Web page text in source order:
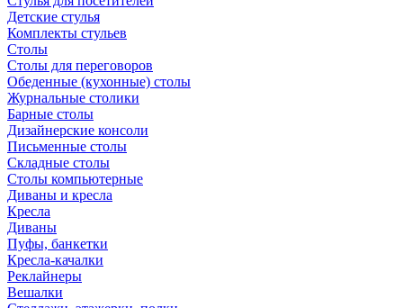
Детские стулья
Комплекты стульев
Столы
Столы для переговоров
Обеденные (кухонные) столы
Журнальные столики
Барные столы
Дизайнерские консоли
Письменные столы
Складные столы
Столы компьютерные
Диваны и кресла
Кресла
Диваны
Пуфы, банкетки
Кресла-качалки
Реклайнеры
Вешалки